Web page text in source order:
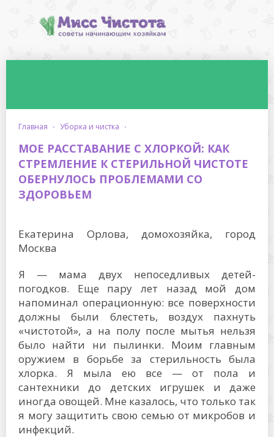
главная · уборка и чистка ·
МОЕ РАССТАВАНИЕ С ХЛОРКОЙ: КАК
СТРЕМЛЕНИЕ К СТЕРИЛЬНОЙ ЧИСТОТЕ
ОБЕРНУЛОСЬ ПРОБЛЕМАМИ СО
ЗДОРОВЬЕМ
Екатерина Орлова, домохозяйка, город
Москва
Я — мама двух непоседливых детей-
погодков. Еще пару лет назад мой дом
напоминал операционную: все поверхности
должны были блестеть, воздух пахнуть
«чистотой», а на полу после мытья нельзя
было найти ни пылинки. Моим главным
оружием в борьбе за стерильность была
хлорка. Я мыла ею все — от пола и
сантехники до детских игрушек и даже
иногда овощей. Мне казалось, что только так
я могу защитить свою семью от микробов и
инфекций.